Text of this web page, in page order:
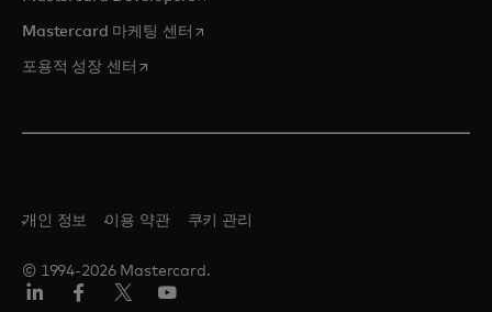
Mastercard 마케팅 센터 새 탭에서 열림
포용적 성장 센터 새 탭에서 열림
© 1994-2026 Mastercard.
개인 정보 이용 약관 쿠키 관리